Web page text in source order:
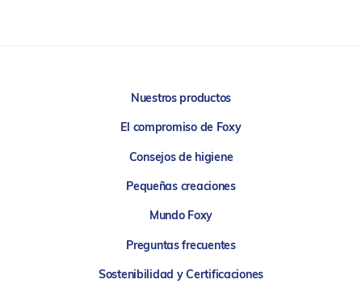
Nuestros productos
El compromiso de Foxy
Consejos de higiene
Pequeñas creaciones
Mundo Foxy
Preguntas frecuentes
Sostenibilidad y Certificaciones